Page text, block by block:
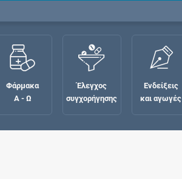
Φάρμακα
Α - Ω
Έλεγχος
συγχορήγησης
Ενδείξεις
και αγωγές